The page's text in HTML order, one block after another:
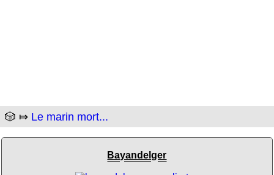
🎲 ⤇ Le marin mort...
Bayandelger